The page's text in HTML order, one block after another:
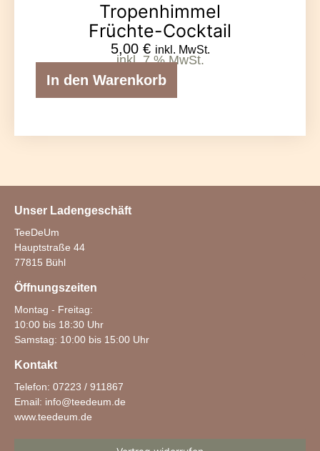
Tropenhimmel
Früchte-Cocktail
5,00 € inkl. MwSt.
inkl. 7 % MwSt.
In den Warenkorb
Unser Ladengeschäft
TeeDeUm
Hauptstraße 44
77815 Bühl
Öffnungszeiten
Montag - Freitag:
10:00 bis 18:30 Uhr
Samstag: 10:00 bis 15:00 Uhr
Kontakt
Telefon: 07223 / 911867
Email: info@teedeum.de
www.teedeum.de